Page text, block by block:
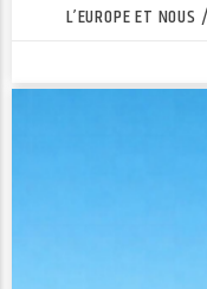
L’EUROPE ET